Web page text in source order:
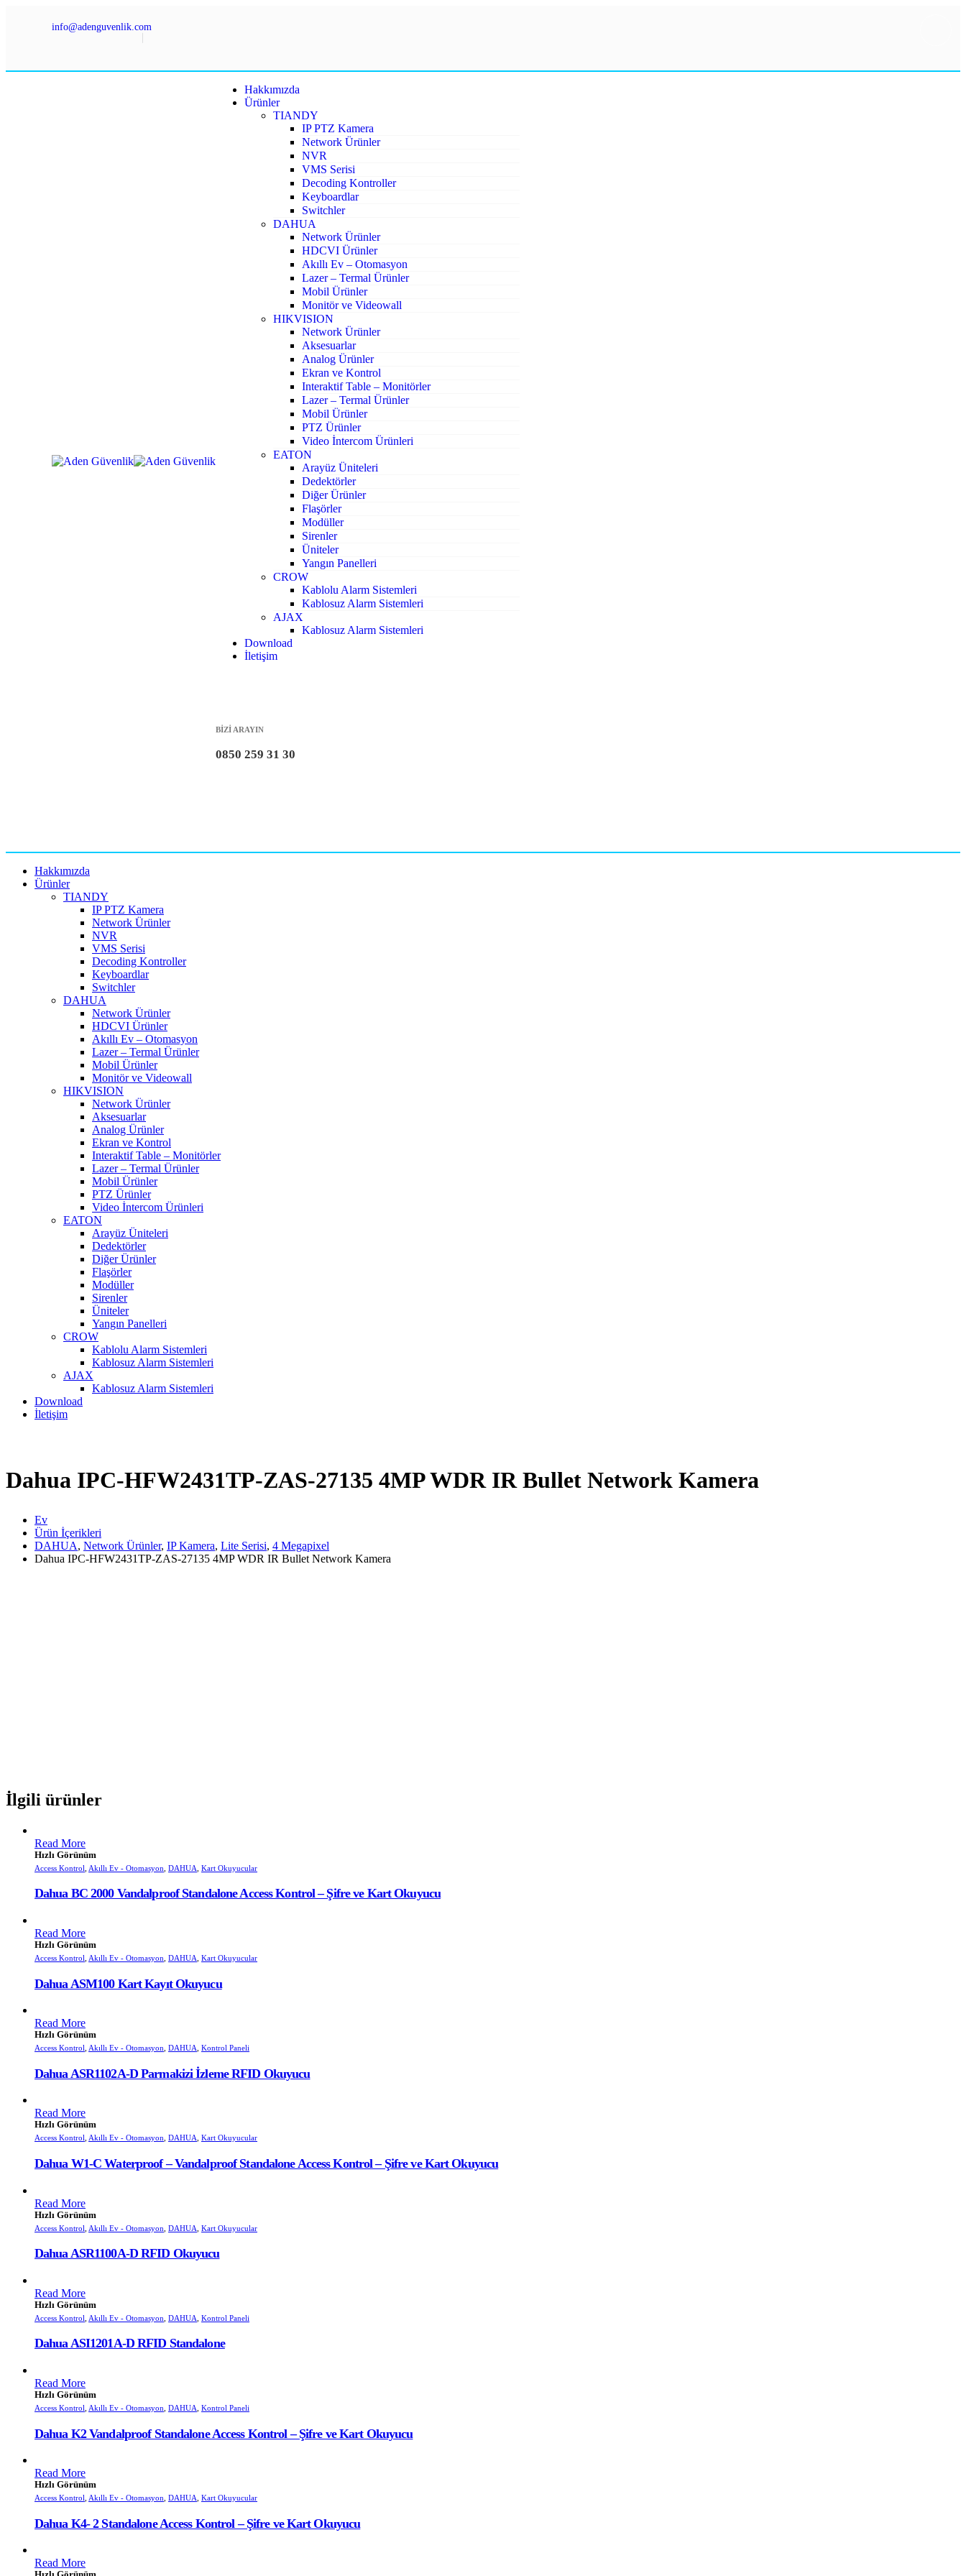
info@adenguvenlik.com
Hakkımızda
Ürünler
TIANDY
IP PTZ Kamera
Network Ürünler
NVR
VMS Serisi
Decoding Kontroller
Keyboardlar
Switchler
DAHUA
Network Ürünler
HDCVI Ürünler
Akıllı Ev – Otomasyon
Lazer – Termal Ürünler
Mobil Ürünler
Monitör ve Videowall
HIKVISION
Network Ürünler
Aksesuarlar
Analog Ürünler
Ekran ve Kontrol
Interaktif Table – Monitörler
Lazer – Termal Ürünler
Mobil Ürünler
PTZ Ürünler
Video İntercom Ürünleri
EATON
Arayüz Üniteleri
Dedektörler
Diğer Ürünler
Flaşörler
Modüller
Sirenler
Üniteler
Yangın Panelleri
CROW
Kablolu Alarm Sistemleri
Kablosuz Alarm Sistemleri
AJAX
Kablosuz Alarm Sistemleri
Download
İletişim
BİZİ ARAYIN
0850 259 31 30
Hakkımızda
Ürünler
TIANDY
IP PTZ Kamera
Network Ürünler
NVR
VMS Serisi
Decoding Kontroller
Keyboardlar
Switchler
DAHUA
Network Ürünler
HDCVI Ürünler
Akıllı Ev – Otomasyon
Lazer – Termal Ürünler
Mobil Ürünler
Monitör ve Videowall
HIKVISION
Network Ürünler
Aksesuarlar
Analog Ürünler
Ekran ve Kontrol
Interaktif Table – Monitörler
Lazer – Termal Ürünler
Mobil Ürünler
PTZ Ürünler
Video İntercom Ürünleri
EATON
Arayüz Üniteleri
Dedektörler
Diğer Ürünler
Flaşörler
Modüller
Sirenler
Üniteler
Yangın Panelleri
CROW
Kablolu Alarm Sistemleri
Kablosuz Alarm Sistemleri
AJAX
Kablosuz Alarm Sistemleri
Download
İletişim
Dahua IPC-HFW2431TP-ZAS-27135 4MP WDR IR Bullet Network Kamera
Ev
Ürün İçerikleri
DAHUA, Network Ürünler, IP Kamera, Lite Serisi, 4 Megapixel
Dahua IPC-HFW2431TP-ZAS-27135 4MP WDR IR Bullet Network Kamera
İlgili ürünler
Read More
Hızlı Görünüm
Access Kontrol Akıllı Ev - Otomasyon DAHUA Kart Okuyucular
Dahua BC 2000 Vandalproof Standalone Access Kontrol – Şifre ve Kart Okuyucu
Read More
Hızlı Görünüm
Access Kontrol Akıllı Ev - Otomasyon DAHUA Kart Okuyucular
Dahua ASM100 Kart Kayıt Okuyucu
Read More
Hızlı Görünüm
Access Kontrol Akıllı Ev - Otomasyon DAHUA Kontrol Paneli
Dahua ASR1102A-D Parmakizi İzleme RFID Okuyucu
Read More
Hızlı Görünüm
Access Kontrol Akıllı Ev - Otomasyon DAHUA Kart Okuyucular
Dahua W1-C Waterproof – Vandalproof Standalone Access Kontrol – Şifre ve Kart Okuyucu
Read More
Hızlı Görünüm
Access Kontrol Akıllı Ev - Otomasyon DAHUA Kart Okuyucular
Dahua ASR1100A-D RFID Okuyucu
Read More
Hızlı Görünüm
Access Kontrol Akıllı Ev - Otomasyon DAHUA Kontrol Paneli
Dahua ASI1201A-D RFID Standalone
Read More
Hızlı Görünüm
Access Kontrol Akıllı Ev - Otomasyon DAHUA Kontrol Paneli
Dahua K2 Vandalproof Standalone Access Kontrol – Şifre ve Kart Okuyucu
Read More
Hızlı Görünüm
Access Kontrol Akıllı Ev - Otomasyon DAHUA Kart Okuyucular
Dahua K4- 2 Standalone Access Kontrol – Şifre ve Kart Okuyucu
Read More